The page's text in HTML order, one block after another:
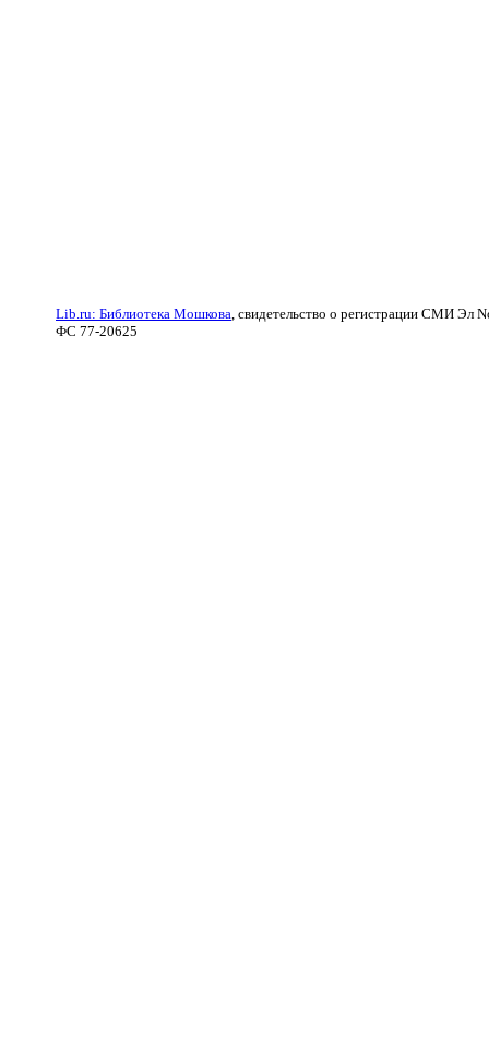
Lib.ru: Библиотека Мошкова , свидетельство о регистрации СМИ Эл
ФС 77-20625